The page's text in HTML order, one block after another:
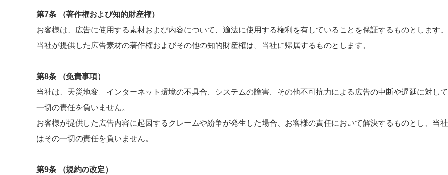
第7条 （著作権および知的財産権）
お客様は、広告に使用する素材および内容について、適法に使用する権利を有していることを保証するものとします。
当社が提供した広告素材の著作権およびその他の知的財産権は、当社に帰属するものとします。
第8条 （免責事項）
当社は、天災地変、インターネット環境の不具合、システムの障害、その他不可抗力による広告の中断や遅延に対して
一切の責任を負いません。
お客様が提供した広告内容に起因するクレームや紛争が発生した場合、お客様の責任において解決するものとし、当社
はその一切の責任を負いません。
第9条 （規約の改定）